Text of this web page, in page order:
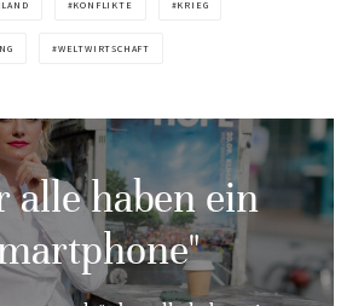
KONFLIKTE KRIEG
WELTWIRTSCHAFT
alle haben ein